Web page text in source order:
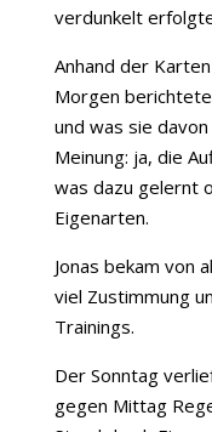
verdunkelt
Anhand der
Morgen
und was sie
Meinung: ja, die
was dazu gelernt
Eigenarten.
Jonas bekam von
viel Zustimmung
Trainings.
Der Sonntag
gegen Mittag